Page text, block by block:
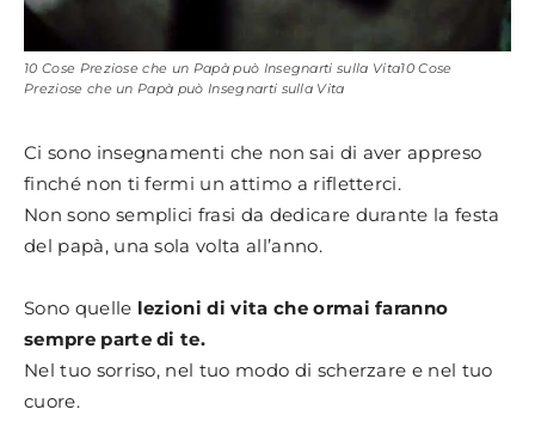
10 Cose Preziose che un Papà può Insegnarti sulla Vita10 Cose
Preziose che un Papà può Insegnarti sulla Vita
Ci sono insegnamenti che non sai di aver appreso
finché non ti fermi un attimo a rifletterci.
Non sono semplici frasi da dedicare durante la festa
del papà, una sola volta all’anno.
Sono quelle lezioni di vita che ormai faranno
sempre parte di te.
Nel tuo sorriso, nel tuo modo di scherzare e nel tuo
cuore.